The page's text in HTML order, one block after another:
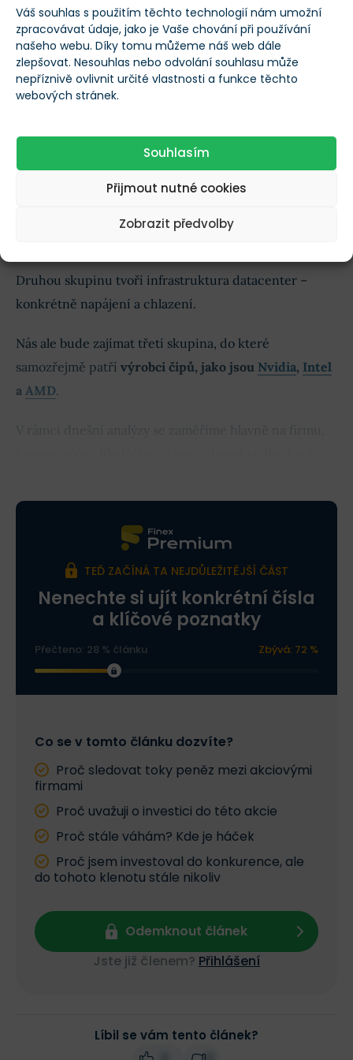
Váš souhlas s použitím těchto technologií nám umožní
zpracovávat údaje, jako je Vaše chování při používání
našeho webu. Díky tomu můžeme náš web dále
zlepšovat. Nesouhlas nebo odvolání souhlasu může
nepříznivě ovlivnit určité vlastnosti a funkce těchto
webových stránek.
Souhlasím
Přijmout nutné cookies
Zobrazit předvolby
Konkrétně mluvíme o třech skupinách dodavatelů.
První z nich jsou výrobci pamětí. Ostatně ceny DRAM
se od začátku roku 2025 zhruba zdvojnásobily.
Na začátku minulého roku jsem měl mimochodem na
Nedokázal jsem se rozhoupat, protože mi nezbýval
prostor na důkladný research. Pak se vlak najednou
nečekaně rychle rozjel a mně bylo jasné, že šance je
Druhou skupinu tvoří infrastruktura datacenter –
konkrétně napájení a chlazení.
Nás ale bude zajímat třetí skupina, do které
samozřejmě patří výrobci čipů, jako jsou Nvidia, Intel
a AMD.
TEĎ ZAČÍNÁ TA NEJDŮLEŽITĚJŠÍ ČÁST
Nenechte si ujít konkrétní čísla
a klíčové poznatky
Přečteno: 28 % článku Zbývá: 72 %
Co se v tomto článku dozvíte?
Proč sledovat toky peněz mezi akciovými
firmami
Proč uvažuji o investici do této akcie
Proč stále váhám? Kde je háček
Proč jsem investoval do konkurence, ale
do tohoto klenotu stále nikoliv
Odemknout článek
Jste již členem? Přihlášení
Líbil se vám tento článek?